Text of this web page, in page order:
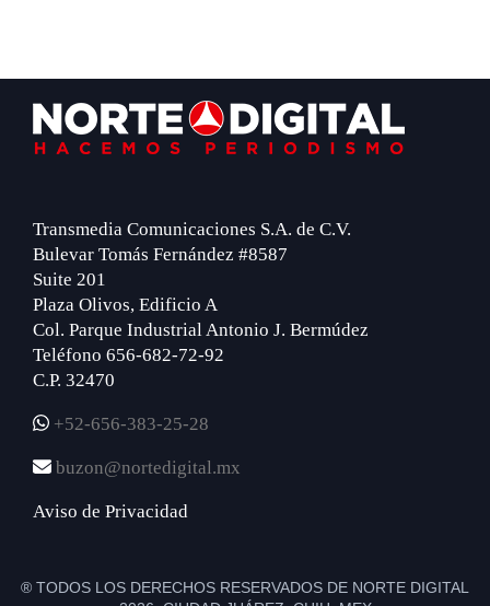
Footer
Transmedia Comunicaciones S.A. de C.V.
Bulevar Tomás Fernández #8587
Suite 201
Plaza Olivos, Edificio A
Col. Parque Industrial Antonio J. Bermúdez
Teléfono 656-682-72-92
C.P. 32470
+52-656-383-25-28
buzon@nortedigital.mx
Aviso de Privacidad
® TODOS LOS DERECHOS RESERVADOS DE NORTE DIGITAL